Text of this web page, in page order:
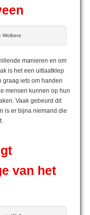
Wolbers
manieren en om
is het een uitlaatklep
graag iets om handen
mensen kunnen op hun
Vaak gebeurd dit
is er bijna niemand die
van het